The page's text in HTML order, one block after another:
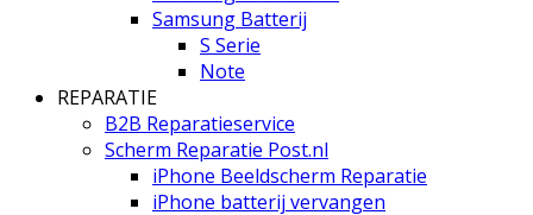
Samsung Batterij
S Serie
Note
REPARATIE
B2B Reparatieservice
Scherm Reparatie Post.nl
iPhone Beeldscherm Reparatie
iPhone batterij vervangen